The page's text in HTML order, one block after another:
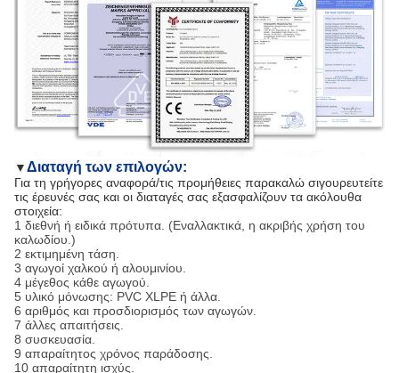
▼Διαταγή των επιλογών:
Για τη γρήγορες αναφορά/τις προμήθειες παρακαλώ σιγουρευτείτε
τις έρευνές σας και οι διαταγές σας εξασφαλίζουν τα ακόλουθα
στοιχεία:
1 διεθνή ή ειδικά πρότυπα. (Εναλλακτικά, η ακριβής χρήση του
καλωδίου.)
2 εκτιμημένη τάση.
3 αγωγοί χαλκού ή αλουμινίου.
4 μέγεθος κάθε αγωγού.
5 υλικό μόνωσης: PVC XLPE ή άλλα.
6 αριθμός και προσδιορισμός των αγωγών.
7 άλλες απαιτήσεις.
8 συσκευασία.
9 απαραίτητος χρόνος παράδοσης.
10 απαραίτητη ισχύς.